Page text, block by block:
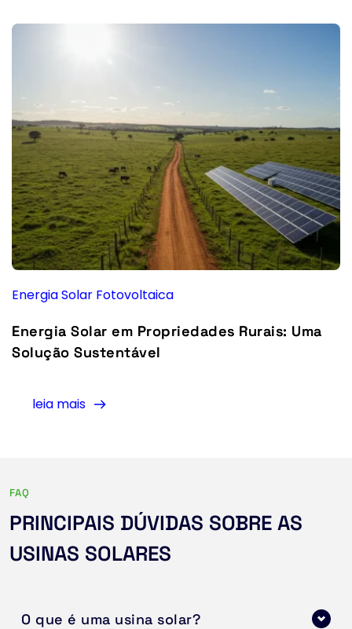
Energia Solar Fotovoltaica
Energia Solar em Propriedades Rurais: Uma
Solução Sustentável
leia mais
FAQ
PRINCIPAIS DÚVIDAS SOBRE AS
USINAS SOLARES